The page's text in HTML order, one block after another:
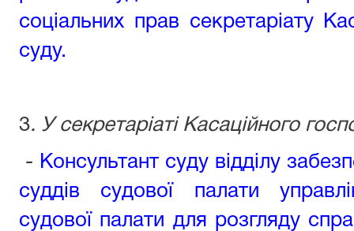
соціальних прав секретаріату
суду.
3. У секретаріаті Касаційного
- Консультант суду відділу
суддів судової палати
судової палати для розгляду